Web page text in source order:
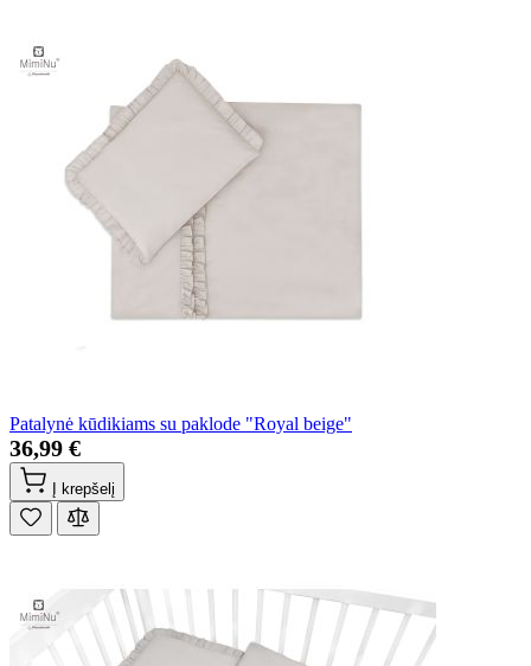
Patalynė kūdikiams su paklode "Royal beige"
36,99 €
Į krepšelį